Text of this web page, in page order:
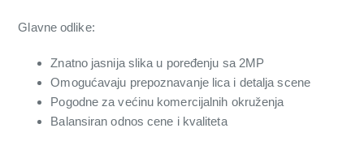
Glavne odlike:
Znatno jasnija slika u poređenju sa 2MP
Omogućavaju prepoznavanje lica i detalja scene
Pogodne za većinu komercijalnih okruženja
Balansiran odnos cene i kvaliteta